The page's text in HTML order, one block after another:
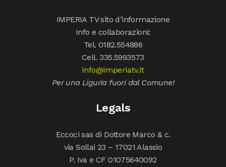
IMPERIA TV sito d’informazione
Info e collaborazioni:
Tel. 0182.554886
Cell. 335.5993573
info@imperiatv.it
Per una Liguria fuori dal Comune!
Legals
Eccoci sas di Dottore Marco & c.
via Sollai 23 – 17021 Alassio
P. Iva e CF 01075640092